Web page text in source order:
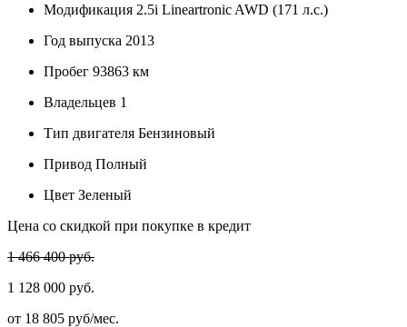
Модификация 2.5i Lineartronic AWD (171 л.с.)
Год выпуска 2013
Пробег 93863 км
Владельцев 1
Тип двигателя Бензиновый
Привод Полный
Цвет Зеленый
Цена со скидкой при покупке в кредит
1 466 400 руб.
1 128 000 руб.
от 18 805 руб/мес.